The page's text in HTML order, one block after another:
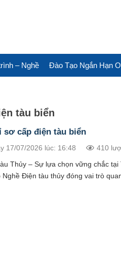
– Nghề Đào Tạo Ngắn Hạn
tàu biển
sơ cấp điện tàu biển
17/07/2026 lúc: 16:48
410
Thủy – Sự lựa chọn vững chắc
Nghề Điện tàu thủy đóng vai trò